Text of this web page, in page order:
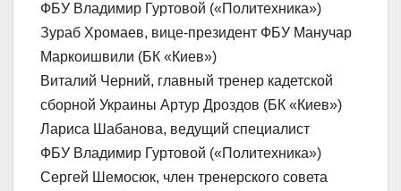
ФБУ Владимир Гуртовой («Политехника»)
Зураб Хромаев, вице-президент ФБУ Манучар
Маркоишвили (БК «Киев»)
Виталий Черний, главный тренер кадетской
сборной Украины Артур Дроздов (БК «Киев»)
Лариса Шабанова, ведущий специалист
ФБУ Владимир Гуртовой («Политехника»)
Сергей Шемосюк, член тренерского совета